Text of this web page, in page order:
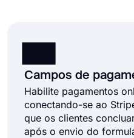
Campos de
Habilite pagamentos
conectando-se ao
que os clientes
após o envio do